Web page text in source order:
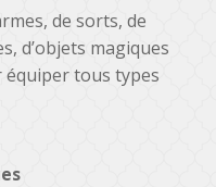
de sorts, de
d’objets magiques
tous types